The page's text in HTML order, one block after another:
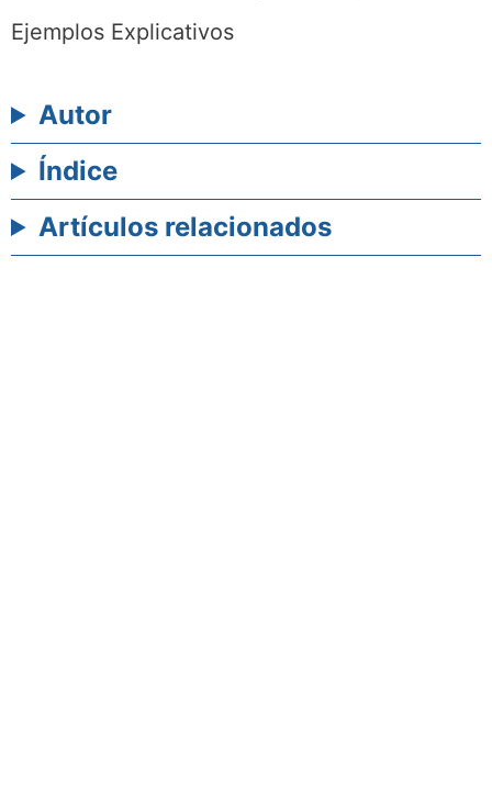
Ejemplos Explicativos
Autor
Índice
Artículos relacionados